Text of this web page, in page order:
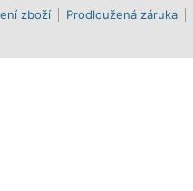
zboží
Prodloužená záruka